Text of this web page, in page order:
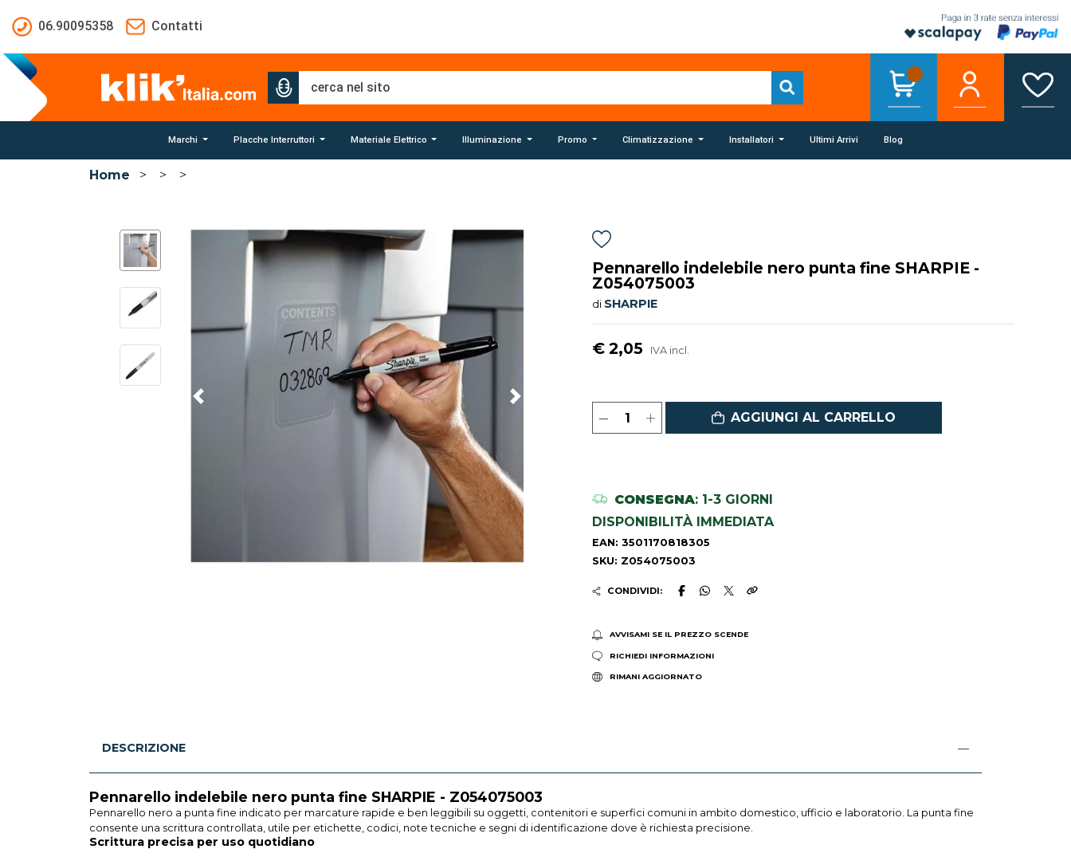
06.90095358
Contatti
Marchi Placche Interruttori Materiale Elettrico Illuminazione Promo Climatizzazione Installatori Ultimi Arrivi Blog
Home > > >
Pennarello indelebile nero punta fine SHARPIE -
Z054075003
di SHARPIE
€ 2,05 IVA incl.
AGGIUNGI AL CARRELLO
CONSEGNA: 1-3 GIORNI
DISPONIBILITÀ IMMEDIATA
EAN: 3501170818305
SKU: Z054075003
CONDIVIDI:
AVVISAMI SE IL PREZZO SCENDE
RICHIEDI INFORMAZIONI
RIMANI AGGIORNATO
DESCRIZIONE
Pennarello indelebile nero punta fine SHARPIE - Z054075003
Pennarello nero a punta fine indicato per marcature rapide e ben leggibili su oggetti, contenitori e superfici comuni in ambito domestico, ufficio e laboratorio. La punta fine
consente una scrittura controllata, utile per etichette, codici, note tecniche e segni di identificazione dove è richiesta precisione.
Scrittura precisa per uso quotidiano